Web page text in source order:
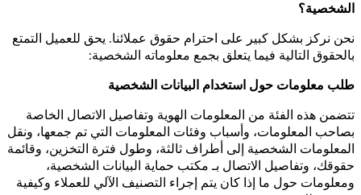
الشخصية؟
نحن نركز بشكل كبير على احترام حقوق عملائنا. يحق للعميل التمتع
بالحقوق التالية فيما يتعلق بجمع معلوماته الشخصية:
طلب معلومات حول استخدام البيانات الشخصية
تتضمن هذه الفئة من المعلومات الهوية وتفاصيل الاتصال الخاصة
بصاحب المعلومات، وأسباب وفئات المعلومات التي تم جمعها، ونقل
المعلومات الشخصية إلى أطراف ثالثة، وطول فترة التخزين، وقائمة
حقوقك، وتفاصيل الاتصال بـ مكتب حماية البيانات الشخصية،
ومعلومات حول ما إذا كان يتم إجراء التصنيف الآلي للعملاء وكيفية